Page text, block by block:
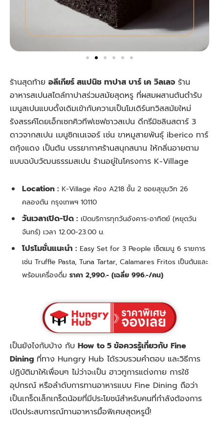
ร้านสุดท้าย อลีเกียร์ สแปนิช ทาปาส บาร์ เค วิลเลจ ร้าน
อาหารสเปนสไตล์ทาปาสร่วมสมัยสุดหรู ที่ผสมผสานต้นตำรับ
เมนูสเปนแบบดั้งเดิมเข้ากับความเป็นโมเดิร์นทวิสสมัยใหม่
รังสรรค์โดยเอ็กเซกคิวทีฟเชฟชาวสเปน ดีกรีมิชลินสตาร์ 3
ดาวจากสเปน เมนูซิกเนเจอร์ เช่น ขาหมูสายพันธุ์ iberico ทาร์
ตกุ้งแดง เป็นต้น บรรยากาศร้านสนุกสนาน ให้กลิ่นอายตาม
แบบฉบับวัฒนธรรมสเปน ร้านอยู่ในโครงการ K-Village
Location : K-Village ห้อง A218 ชั้น 2 ซอยสุขุมวิท 26
คลองตัน กรุงเทพฯ 10110
วันเวลาเปิด-ปิด : เปิดบริการทุกวันอังคาร-อาทิตย์ (หยุดวัน
จันทร์) เวลา 12.00-23.00 น.
โปรโมชั่นแนะนำ : Easy Set for 3 People เซ็ตเมนู 6 รายการ
เช่น Truffle Pasta, Tuna Tartar, Calamares Fritos เป็นต้นและ
พร้อมเครื่องดื่ม ราคา 2,990.- (เฉลี่ย 996.-/คน)
เป็นยังไงกับบ้าง กับ How to 5 ข้อควรรู้เกี่ยวกับ Fine
Dining ที่ทาง Hungry Hub ได้รวบรวมคำตอบ และวิธีการ
ปฏิบัติมาให้เพื่อนๆ ไม่ว่าจะเป็น ฮาวทูการแต่งกาย การใช้
อุปกรณ์ หรือลำดับการทานอาหารแบบ Fine Dining ถือว่า
เป็นเกร็ดเล็กเกร็ดน้อยที่มีประโยชน์สำหรับคนที่กำลังต้องการ
เปิดประสบการณ์ทานอาหารมื้อพิเศษสุดหรูนี้!